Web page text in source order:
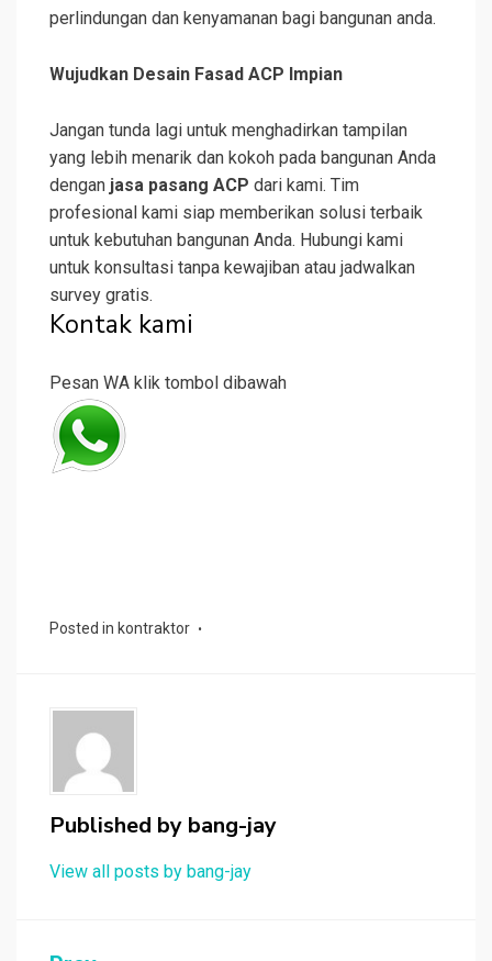
perlindungan dan kenyamanan bagi bangunan anda.
Wujudkan Desain Fasad ACP Impian
Jangan tunda lagi untuk menghadirkan tampilan
yang lebih menarik dan kokoh pada bangunan Anda
dengan jasa pasang ACP dari kami. Tim
profesional kami siap memberikan solusi terbaik
untuk kebutuhan bangunan Anda. Hubungi kami
untuk konsultasi tanpa kewajiban atau jadwalkan
survey gratis.
Kontak kami
Pesan WA klik tombol dibawah
Posted in kontraktor
Published by bang-jay
View all posts by bang-jay